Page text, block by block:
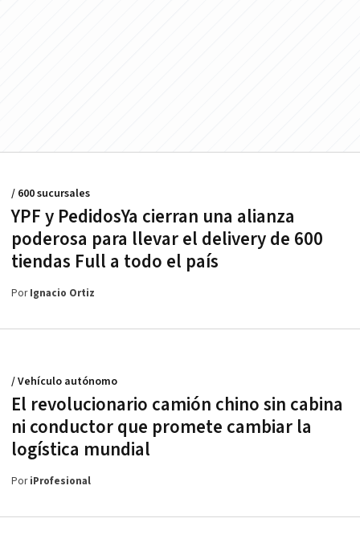
YPF y PedidosYa cierran una alianza
poderosa para llevar el delivery de 600
tiendas Full a todo el país
/ 600 sucursales
PorIgnacio Ortiz
El revolucionario camión chino sin cabina
ni conductor que promete cambiar la
logística mundial
/ Vehículo autónomo
PoriProfesional